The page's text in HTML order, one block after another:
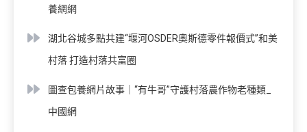
養網網
湖北谷城多點共建“堰河OSDER奧斯德零件報價式”和美
村落 打造村落共富圈
圖查包養網片故事｜“有牛哥”守護村落農作物老種類_
中國網